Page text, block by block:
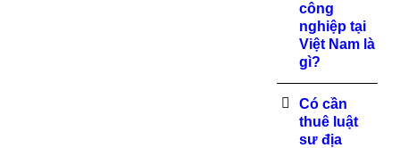
công
nghiệp tại
Việt Nam là
gì?
Có cần
thuê luật
sư địa